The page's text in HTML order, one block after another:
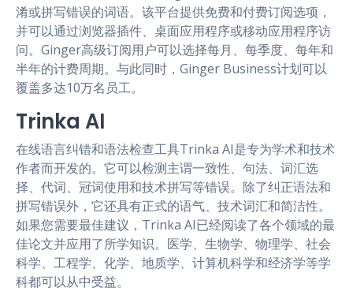
淆或拼写错误的词语。该平台提供免费和付费订阅选项，
并可以通过浏览器插件、桌面应用程序或移动应用程序访
问。Ginger高级订阅用户可以选择每月、每季度、每年和
半年的计费周期。与此同时，Ginger Business计划可以
覆盖多达10万名员工。
Trinka AI
在线语言纠错和语法检查工具Trinka AI是专为学术和技术
作者而开发的。它可以检测主谓一致性、句法、词汇选
择、代词、冠词使用和技术拼写等错误。除了纠正语法和
拼写错误外，它还具有正式的语气、技术词汇和简洁性。
如果您需要最佳建议，Trinka AI已经阅读了各个领域的最
佳论文并应用了所学知识。医学、生物学、物理学、社会
科学、工程学、化学、地质学、计算机科学和经济学等学
科都可以从中受益。